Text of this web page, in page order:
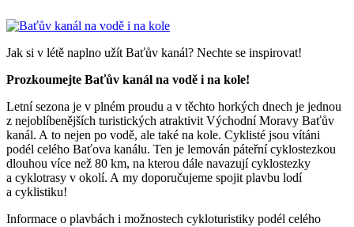
Jak si v létě naplno užít Baťův kanál? Nechte se inspirovat!
Prozkoumejte Baťův kanál na vodě i na kole!
Letní sezona je v plném proudu a v těchto horkých dnech je jednou
z nejoblíbenějších turistických atraktivit Východní Moravy Baťův
kanál. A to nejen po vodě, ale také na kole. Cyklisté jsou vítáni
podél celého Baťova kanálu. Ten je lemován páteřní cyklostezkou
dlouhou více než 80 km, na kterou dále navazují cyklostezky
a cyklotrasy v okolí. A my doporučujeme spojit plavbu lodí
a cyklistiku!
Informace o plavbách i možnostech cykloturistiky podél celého